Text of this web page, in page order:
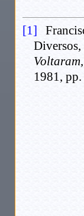
[1]
Voltaram
1981,